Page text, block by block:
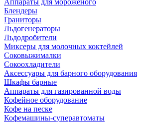
Аппараты для мороженого
Блендеры
Граниторы
Льдогенераторы
Льдодробители
Миксеры для молочных коктейлей
Соковыжималки
Сокоохладители
Аксессуары для барного оборудования
Шкафы барные
Аппараты для газированной воды
Кофейное оборудование
Кофе на песке
Кофемашины-суперавтоматы